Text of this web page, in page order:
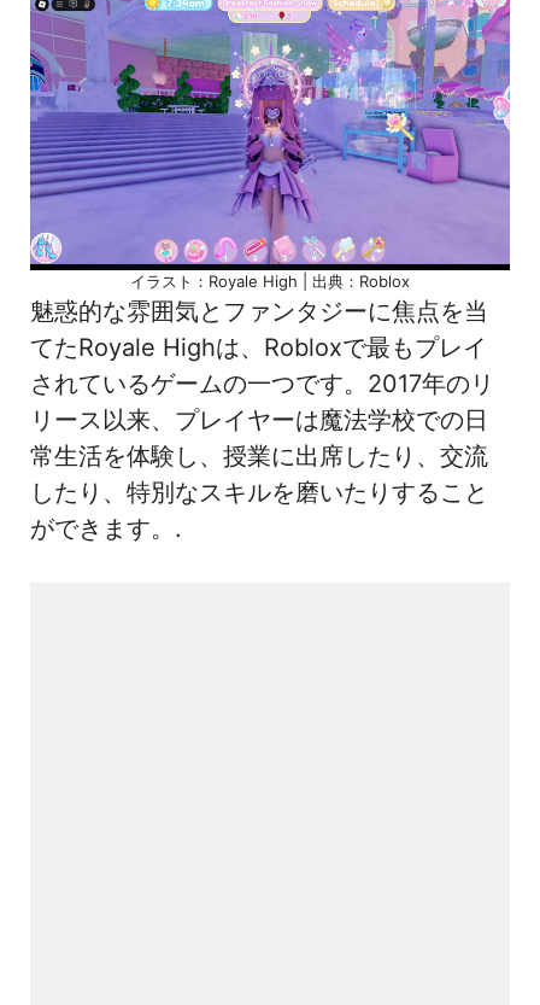
イラスト：Royale High | 出典：Roblox
魅惑的な雰囲気とファンタジーに焦点を当
てたRoyale Highは、Robloxで最もプレイ
されているゲームの一つです。2017年のリ
リース以来、プレイヤーは魔法学校での日
常生活を体験し、授業に出席したり、交流
したり、特別なスキルを磨いたりすること
ができます。.